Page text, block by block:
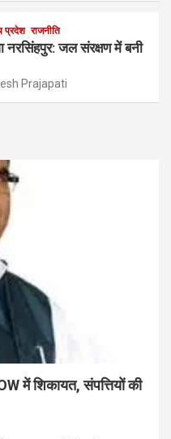
प्रदेश राजनीति
नरसिंहपुर: जल संरक्षण में बनी
Prajapati
में शिकायत, संपत्तियों की